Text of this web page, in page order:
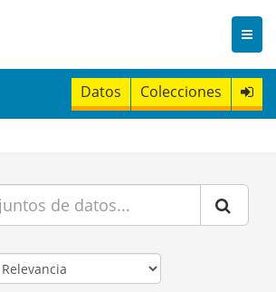
Datos Colecciones